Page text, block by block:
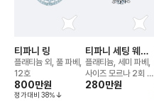
티파니 링
플래티늄 외, 풀 파베,
12호
800만원
정가대비 38%
티파니 세팅 웨딩
링
플래티늄, 세미 파베,
사이즈 모르나 2회 무
료 리사이징 가능,
280만원